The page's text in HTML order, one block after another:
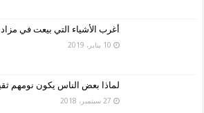
أغرب الأشياء التي بيعت في مزادات
10 يناير، 2019
لماذا بعض الناس يكون نومهم
27 سبتمبر، 2018